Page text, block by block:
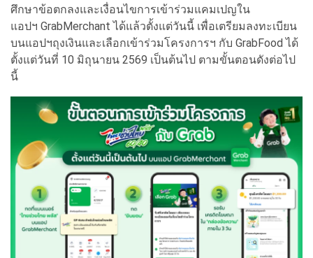
ศึกษาข้อตกลงและเงื่อนไขการเข้าร่วมแคมเปญใน
แอปฯ GrabMerchant ได้แล้วตั้งแต่วันนี้ เพื่อเตรียมลงทะเบียน
บนแอปฯถุงเงินและเลือกเข้าร่วมโครงการฯ กับ GrabFood ได้
ตั้งแต่วันที่ 10 มิถุนายน 2569 เป็นต้นไป ตามขั้นตอนดังต่อไป
นี้